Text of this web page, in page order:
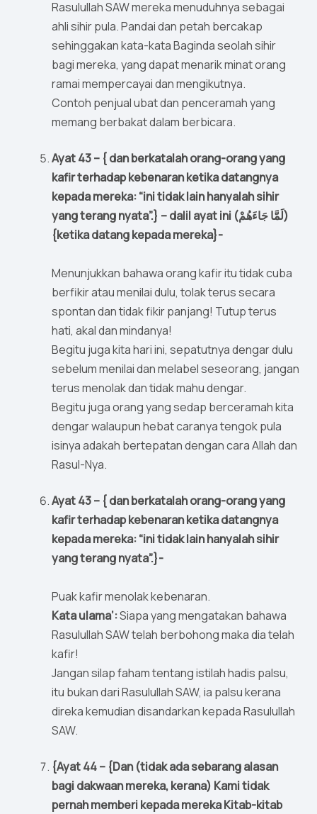
Rasulullah SAW mereka menuduhnya sebagai
ahli sihir pula. Pandai dan petah bercakap
sehinggakan kata-kata Baginda seolah sihir
bagi mereka, yang dapat menarik minat orang
ramai mempercayai dan mengikutnya.
Contoh penjual ubat dan penceramah yang
memang berbakat dalam berbicara.
Ayat 43 – { dan berkatalah orang-orang yang
kafir terhadap kebenaran ketika datangnya
kepada mereka: “ini tidak lain hanyalah sihir
yang terang nyata”.} – dalil ayat ini (لَمَّا جَاءَهُمْ)
{ketika datang kepada mereka}-
Menunjukkan bahawa orang kafir itu tidak cuba
berfikir atau menilai dulu, tolak terus secara
spontan dan tidak fikir panjang! Tutup terus
hati, akal dan mindanya!
Begitu juga kita hari ini, sepatutnya dengar dulu
sebelum menilai dan melabel seseorang, jangan
terus menolak dan tidak mahu dengar.
Begitu juga orang yang sedap berceramah kita
dengar walaupun hebat caranya tengok pula
isinya adakah bertepatan dengan cara Allah dan
Rasul-Nya.
Ayat 43 – { dan berkatalah orang-orang yang
kafir terhadap kebenaran ketika datangnya
kepada mereka: “ini tidak lain hanyalah sihir
yang terang nyata”.}-
Puak kafir menolak kebenaran.
Kata ulama’:Siapa yang mengatakan bahawa
Rasulullah SAW telah berbohong maka dia telah
kafir!
Jangan silap faham tentang istilah hadis palsu,
itu bukan dari Rasulullah SAW, ia palsu kerana
direka kemudian disandarkan kepada Rasulullah
SAW.
{Ayat 44 – {Dan (tidak ada sebarang alasan
bagi dakwaan mereka, kerana) Kami tidak
pernah memberi kepada mereka Kitab-kitab